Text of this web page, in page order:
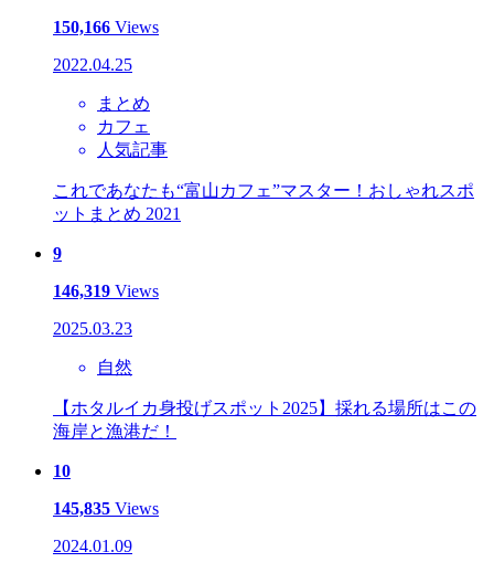
150,166 Views
2022.04.25
まとめ
カフェ
人気記事
これであなたも“富山カフェ”マスター！おしゃれスポ
ットまとめ 2021
9
146,319 Views
2025.03.23
自然
【ホタルイカ身投げスポット2025】採れる場所はこの
海岸と漁港だ！
10
145,835 Views
2024.01.09